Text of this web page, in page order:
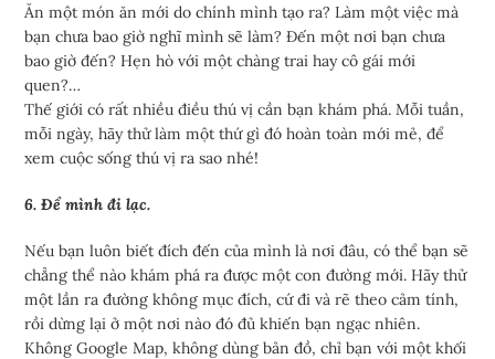
Ăn một món ăn mới do chính mình tạo ra? Làm một việc mà
bạn chưa bao giờ nghĩ mình sẽ làm? Đến một nơi bạn chưa
bao giờ đến? Hẹn hò với một chàng trai hay cô gái mới
quen?…
Thế giới có rất nhiều điều thú vị cần bạn khám phá. Mỗi tuần,
mỗi ngày, hãy thử làm một thứ gì đó hoàn toàn mới mẻ, để
xem cuộc sống thú vị ra sao nhé!
6. Để mình đi lạc.
Nếu bạn luôn biết đích đến của mình là nơi đâu, có thể bạn sẽ
chẳng thể nào khám phá ra được một con đường mới. Hãy thử
một lần ra đường không mục đích, cứ đi và rẽ theo cảm tính,
rồi dừng lại ở một nơi nào đó đủ khiến bạn ngạc nhiên.
Không Google Map, không dùng bản đồ, chỉ bạn với một khối